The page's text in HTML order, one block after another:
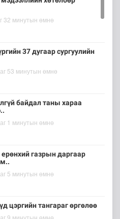
32 минутын өмнө
37 дугаар сургуулийн
53 минутын өмнө
байдал таны хараа
1 минутын өмнө
газрын даргаар
5 минутын өмнө
цэргийн тангараг өргөлөө
9 минутын өмнө